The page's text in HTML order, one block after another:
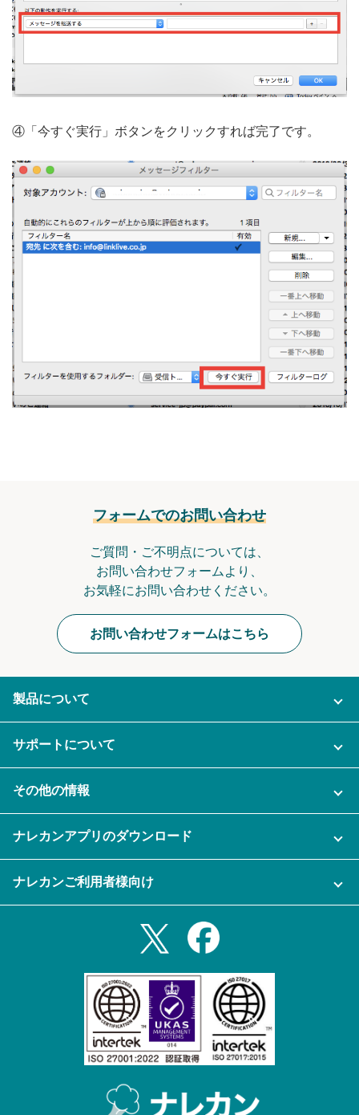
④「今すぐ実行」ボタンをクリックすれば完了です。
フォームでのお問い合わせ
ご質問・ご不明点については、
お問い合わせフォームより、
お気軽にお問い合わせください。
お問い合わせフォームはこちら
製品について
ご利用企業様の声
セキュリティ
資料をダウンロードする
メール自動転送機能
ナレカンの紹介動画
サポートについて
充実サポート
その他の情報
セミナー一覧
プライバシーポリシー
ナレカンアプリのダウンロード
Androidタブレットアプリ
ナレカンご利用者様向け